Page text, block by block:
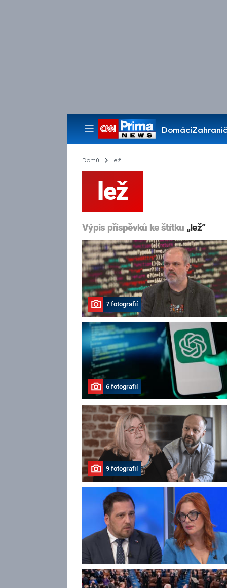
Domácí
Pořady
Domů lež
lež
Výpis příspěvků ke štítku „lež“
7 fotografií
6 fotografií
9 fotografií